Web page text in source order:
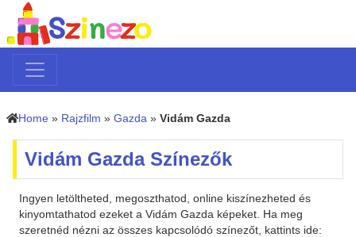
Home » Rajzfilm » Gazda » Vidám Gazda
Vidám Gazda Színezők
Ingyen letöltheted, megoszthatod, online kiszínezheted és
kinyomtathatod ezeket a Vidám Gazda képeket. Ha meg
szeretnéd nézni az összes kapcsolódó színezőt, kattints ide: